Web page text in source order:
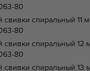
80
спиральный 11
80
свивки спиральный 12
80
свивки спиральный 13